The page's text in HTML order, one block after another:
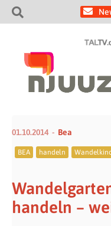
01.10.2014 Bea
BEA handeln
handeln –